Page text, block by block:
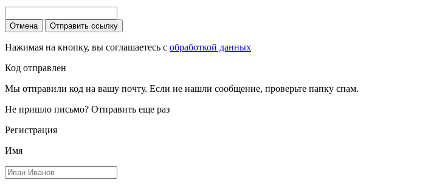
Отмена Отправить ссылку
Нажимая на кнопку, вы соглашаетесь с обработкой данных
Код отправлен
Мы отправили код на вашу почту. Если не нашли сообщение, проверьте папку спам.
Не пришло письмо? Отправить еще раз
Регистрация
Имя